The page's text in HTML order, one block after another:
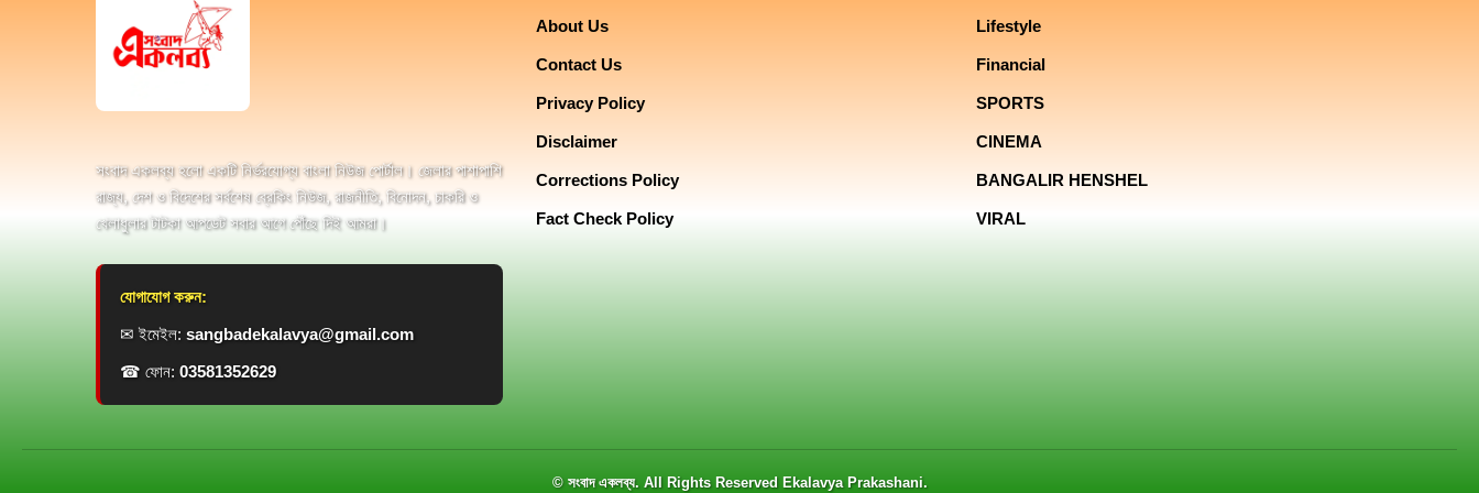
সংবাদ একলব্য হলো একটি নির্ভরযোগ্য বাংলা নিউজ পোর্টাল। জেলার পাশাপাশি
রাজ্য, দেশ ও বিদেশের সর্বশেষ ব্রেকিং নিউজ, রাজনীতি, বিনোদন, চাকরি ও
খেলাধুলার টাটকা আপডেট সবার আগে পৌঁছে দিই আমরা।
যোগাযোগ করুন:
✉ ইমেইল: sangbadekalavya@gmail.com
☎ ফোন: 03581352629
About Us
Contact Us
Privacy Policy
Disclaimer
Corrections Policy
Fact Check Policy
Lifestyle
Financial
SPORTS
CINEMA
BANGALIR HENSHEL
VIRAL
© সংবাদ একলব্য. All Rights Reserved Ekalavya Prakashani.